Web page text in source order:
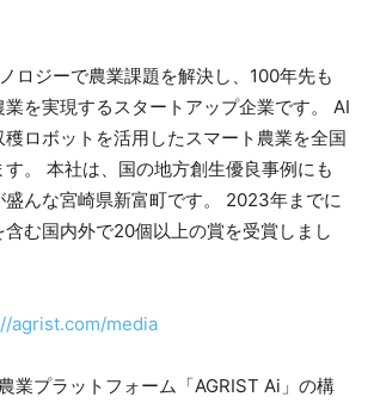
ロジーで農業課題を解決し、100年先も
を実現するスタートアップ企業です。 AI
穫ロボットを活用したスマート農業を全国
。 本社は、国の地方創生優良事例にも
んな宮崎県新富町です。 2023年までに
む国内外で20個以上の賞を受賞しまし
agrist.com/media
業プラットフォーム「AGRIST Ai」の構